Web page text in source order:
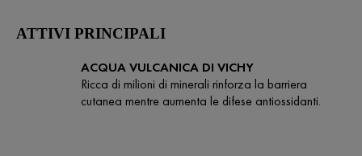
ATTIVI PRINCIPALI
ACQUA VULCANICA DI VICHY
Ricca di milioni di minerali rinforza la barriera
cutanea mentre aumenta le difese antiossidanti.